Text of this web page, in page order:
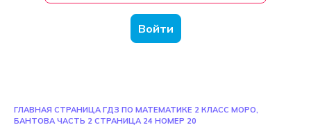
Войти
ГЛАВНАЯ СТРАНИЦА ГДЗ ПО МАТЕМАТИКЕ 2 КЛАСС МОРО,
БАНТОВА ЧАСТЬ 2 СТРАНИЦА 24 НОМЕР 20